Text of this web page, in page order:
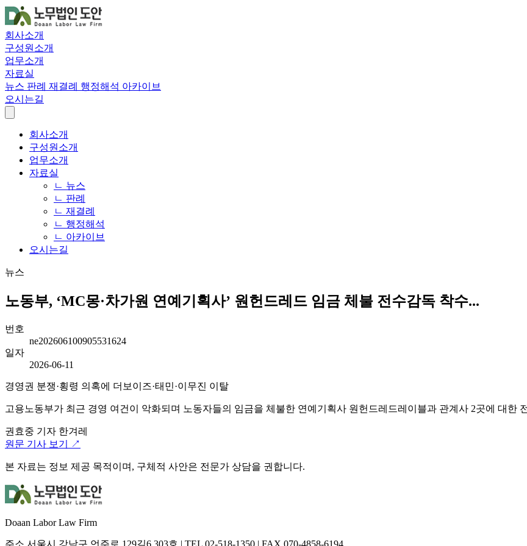
회사소개
구성원소개
업무소개
자료실
뉴스 판례 재결례 행정해석 아카이브
오시는길
회사소개
구성원소개
업무소개
자료실
ㄴ 뉴스
ㄴ 판례
ㄴ 재결례
ㄴ 행정해석
ㄴ 아카이브
오시는길
뉴스
노동부, ‘MC몽·차가원 연예기획사’ 원헌드레드 임금 체불 전수감독 착수...
번호
ne202606100905531624
일자
2026-06-11
경영권 분쟁·횡령 의혹에 더보이즈·태민·이무진 이탈
고용노동부가 최근 경영 여건이 악화되며 노동자들의 임금을 체불한 연예기획사 원헌드레드레이블과 관계사 2곳에 대한
권효중 기자 한겨레
원문 기사 보기 ↗
본 자료는 정보 제공 목적이며, 구체적 사안은 전문가 상담을 권합니다.
Doaan Labor Law Firm
주소 서울시 강남구 언주로 129길6 303호 | TEL 02-518-1350 | FAX 070-4858-6194